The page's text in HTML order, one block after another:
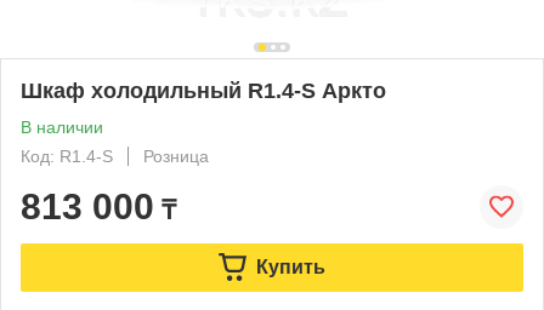
Шкаф холодильный R1.4-S Аркто
В наличии
Код: R1.4-S
Розница
813 000 ₸
Купить